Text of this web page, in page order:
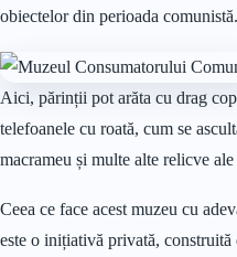
obiectelor din perioada comunistă.
Aici, părinții pot arăta cu drag
telefoanele cu roată, cum se
macrameu și multe alte relicve
Ceea ce face acest muzeu cu
este o inițiativă privată,